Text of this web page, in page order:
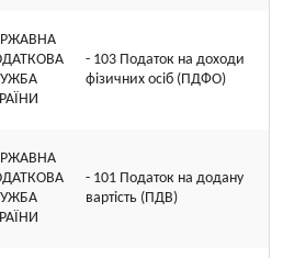
- 103 Податок на доходи
фізичних осіб (ПДФО)
- 101 Податок на додану
вартість (ПДВ)